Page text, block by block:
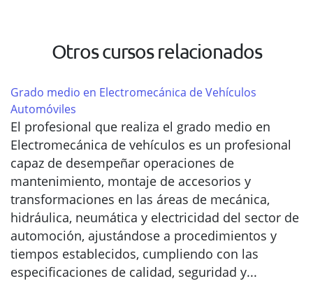
Otros cursos relacionados
Grado medio en Electromecánica de Vehículos
Automóviles
El profesional que realiza el grado medio en
Electromecánica de vehículos es un profesional
capaz de desempeñar operaciones de
mantenimiento, montaje de accesorios y
transformaciones en las áreas de mecánica,
hidráulica, neumática y electricidad del sector de
automoción, ajustándose a procedimientos y
tiempos establecidos, cumpliendo con las
especificaciones de calidad, seguridad y...